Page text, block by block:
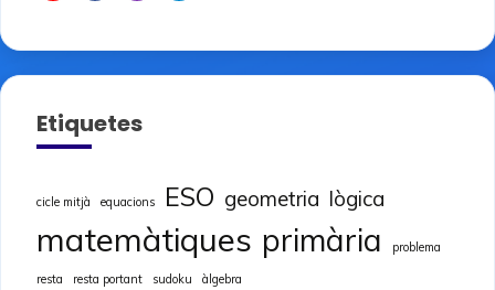
Etiquetes
cicle mitjà equacions ESO geometria lògica
matemàtiques primària problema
resta resta portant sudoku àlgebra